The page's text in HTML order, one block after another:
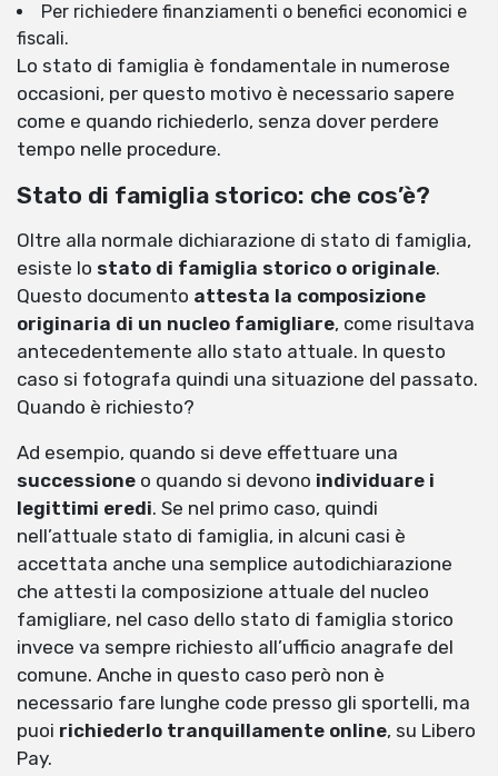
Per richiedere finanziamenti o benefici economici e
fiscali.
Lo stato di famiglia è fondamentale in numerose
occasioni, per questo motivo è necessario sapere
come e quando richiederlo, senza dover perdere
tempo nelle procedure.
Stato di famiglia storico: che cos’è?
Oltre alla normale dichiarazione di stato di famiglia,
esiste lo stato di famiglia storico o originale.
Questo documento attesta la composizione
originaria di un nucleo famigliare, come risultava
antecedentemente allo stato attuale. In questo
caso si fotografa quindi una situazione del passato.
Quando è richiesto?
Ad esempio, quando si deve effettuare una
successione o quando si devono individuare i
legittimi eredi. Se nel primo caso, quindi
nell’attuale stato di famiglia, in alcuni casi è
accettata anche una semplice autodichiarazione
che attesti la composizione attuale del nucleo
famigliare, nel caso dello stato di famiglia storico
invece va sempre richiesto all’ufficio anagrafe del
comune. Anche in questo caso però non è
necessario fare lunghe code presso gli sportelli, ma
puoi richiederlo tranquillamente online, su Libero
Pay.